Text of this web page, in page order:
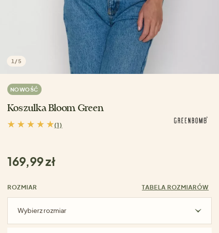
1 /5
NOWOŚĆ
Koszulka Bloom Green
(1)
169,99 zł
ROZMIAR TABELA ROZMIARÓW
Wybierz rozmiar